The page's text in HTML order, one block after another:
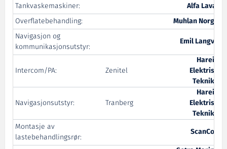
Tankvaskemaskiner:
Alfa Laval
Overflatebehandling:
Muhlan Norge
Navigasjon og
kommunikasjonsutstyr:
Emil Langva
Intercom/PA: Zenitel
Hareid
Elektrisk
Teknikk
Navigasjonsutstyr:
Tranberg
Hareid
Elektrisk
Teknikk
Montasje av
lastebehandlingsrør:
ScanCon